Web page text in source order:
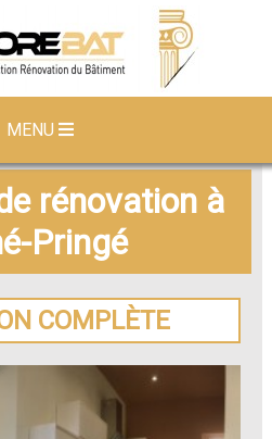
MENU
rénovation à
Pringé
COMPLÈTE